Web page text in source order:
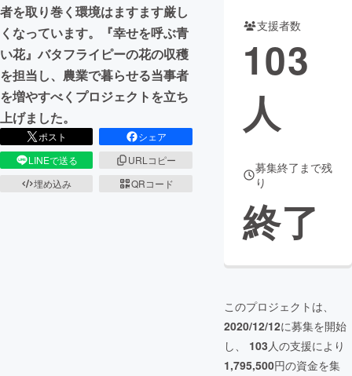
者を取り巻く環境はますます厳し
くなっています。『幸せを呼ぶ青
い花』バタフライピーの花の収穫
を担当し、農業で暮らせる当事者
を増やすべくプロジェクトを立ち
上げました。
ポスト
シェア
LINEで送る
URLコピー
埋め込み
QRコード
支援者数
103
人
募集終了まで残
り
終了
このプロジェクトは、
2020/12/12に募集を開始
し、 103人の支援により
1,795,500円の資金を集